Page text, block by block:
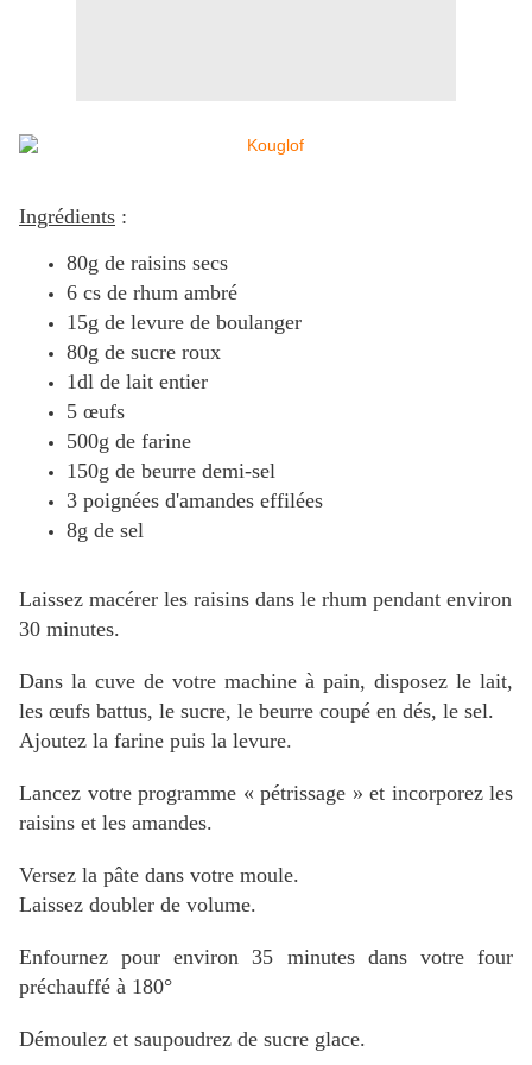
Ingrédients :
80g de raisins secs
6 cs de rhum ambré
15g de levure de boulanger
80g de sucre roux
1dl de lait entier
5 œufs
500g de farine
150g de beurre demi-sel
3 poignées d'amandes effilées
8g de sel
Laissez macérer les raisins dans le rhum pendant environ
30 minutes.
Dans la cuve de votre machine à pain, disposez le lait,
les œufs battus, le sucre, le beurre coupé en dés, le sel.
Ajoutez la farine puis la levure.
Lancez votre programme « pétrissage » et incorporez les
raisins et les amandes.
Versez la pâte dans votre moule.
Laissez doubler de volume.
Enfournez pour environ 35 minutes dans votre four
préchauffé à 180°
Démoulez et saupoudrez de sucre glace.